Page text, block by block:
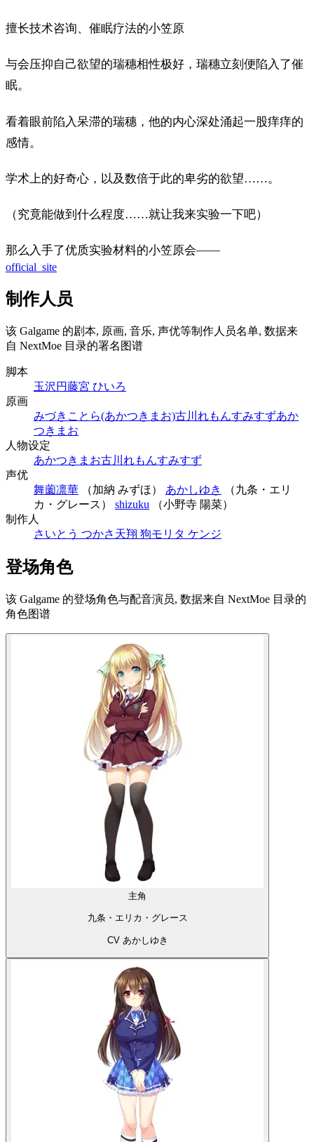
擅长技术咨询、催眠疗法的小笠原
与会压抑自己欲望的瑞穗相性极好，瑞穗立刻便陷入了催
眠。
看着眼前陷入呆滞的瑞穗，他的内心深处涌起一股痒痒的
感情。
学术上的好奇心，以及数倍于此的卑劣的欲望……。
（究竟能做到什么程度……就让我来实验一下吧）
那么入手了优质实验材料的小笠原会——
official_site
制作人员
该 Galgame 的剧本, 原画, 音乐, 声优等制作人员名单, 数据来
自 NextMoe 目录的署名图谱
脚本
玉沢円藤宮 ひいろ
原画
みづきことら(あかつきまお)古川れもんすみすずあか
つきまお
人物设定
あかつきまお古川れもんすみすず
声优
舞薗凛華 （加納 みずほ） あかしゆき
（九条・エリ
カ・グレース） shizuku （小野寺 陽菜）
制作人
さいとう つかさ 天翔 狗モリタ ケンジ
登场角色
该 Galgame 的登场角色与配音演员, 数据来自 NextMoe 目录的
角色图谱
主角
九条・エリカ・グレース
CV あかしゆき